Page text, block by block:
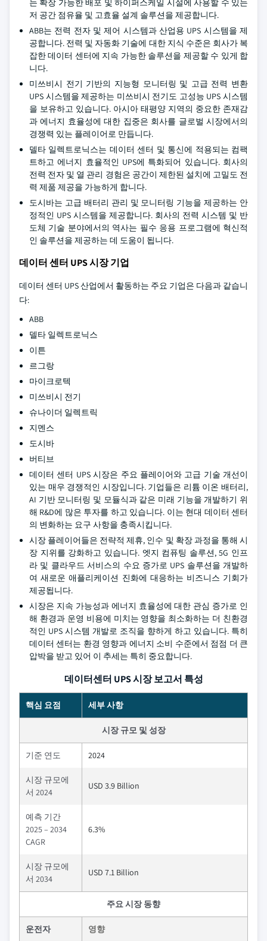
는 확장 가능한 배포 및 하이퍼스케일 시설에 사용할 수 있는
저 공간 점유율 및 고효율 설계 솔루션을 제공합니다.
ABB는 전력 전자 및 제어 시스템과 산업용 UPS 시스템을 제
공합니다. 전력 및 자동화 기술에 대한 지식 수준은 회사가 복
잡한 데이터 센터에 지속 가능한 솔루션을 제공할 수 있게 합
니다.
미쓰비시 전기 기반의 지능형 모니터링 및 고급 전력 변환
UPS 시스템을 제공하는 미쓰비시 전기도 고성능 UPS 시스템
을 보유하고 있습니다. 아시아 태평양 지역의 중요한 존재감
과 에너지 효율성에 대한 집중은 회사를 글로벌 시장에서의
경쟁력 있는 플레이어로 만듭니다.
델타 일렉트로닉스는 데이터 센터 및 통신에 적용되는 컴팩
트하고 에너지 효율적인 UPS에 특화되어 있습니다. 회사의
전력 전자 및 열 관리 경험은 공간이 제한된 설치에 고밀도 전
력 제품 제공을 가능하게 합니다.
도시바는 고급 배터리 관리 및 모니터링 기능을 제공하는 안
정적인 UPS 시스템을 제공합니다. 회사의 전력 시스템 및 반
도체 기술 분야에서의 역사는 필수 응용 프로그램에 혁신적
인 솔루션을 제공하는 데 도움이 됩니다.
데이터 센터 UPS 시장 기업
데이터 센터 UPS 산업에서 활동하는 주요 기업은 다음과 같습니
다:
ABB
델타 일렉트로닉스
이튼
르그랑
마이크로텍
미쓰비시 전기
슈나이더 일렉트릭
지멘스
도시바
버티브
데이터 센터 UPS 시장은 주요 플레이어와 고급 기술 개선이
있는 매우 경쟁적인 시장입니다. 기업들은 리튬 이온 배터리,
AI 기반 모니터링 및 모듈식과 같은 미래 기능을 개발하기 위
해 R&D에 많은 투자를 하고 있습니다. 이는 현대 데이터 센터
의 변화하는 요구 사항을 충족시킵니다.
시장 플레이어들은 전략적 제휴, 인수 및 확장 과정을 통해 시
장 지위를 강화하고 있습니다. 엣지 컴퓨팅 솔루션, 5G 인프
라 및 클라우드 서비스의 수요 증가로 UPS 솔루션을 개발하
여 새로운 애플리케이션 진화에 대응하는 비즈니스 기회가
제공됩니다.
시장은 지속 가능성과 에너지 효율성에 대한 관심 증가로 인
해 환경과 운영 비용에 미치는 영향을 최소화하는 더 친환경
적인 UPS 시스템 개발로 조직을 향하게 하고 있습니다. 특히
데이터 센터는 환경 영향과 에너지 소비 수준에서 점점 더 큰
압박을 받고 있어 이 추세는 특히 중요합니다.
데이터센터 UPS 시장 보고서 특성
핵심 요점 세부 사항
시장 규모 및 성장
기준 연도 2024
시장 규모에
서 2024
USD 3.9 Billion
예측 기간
2025 – 2034
CAGR
6.3%
시장 규모에
서 2034
USD 7.1 Billion
주요 시장 동향
운전자 영향